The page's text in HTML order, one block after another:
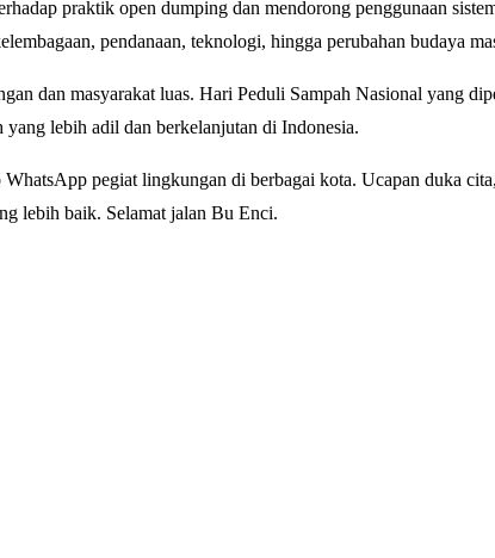
praktik open dumping dan mendorong penggunaan
pendanaan, teknologi, hingga perubahan budaya
dan masyarakat luas. Hari Peduli Sampah Nasional yang
yang lebih adil dan berkelanjutan di Indonesia.
pegiat lingkungan di berbagai kota. Ucapan duka
lebih baik. Selamat jalan Bu Enci.